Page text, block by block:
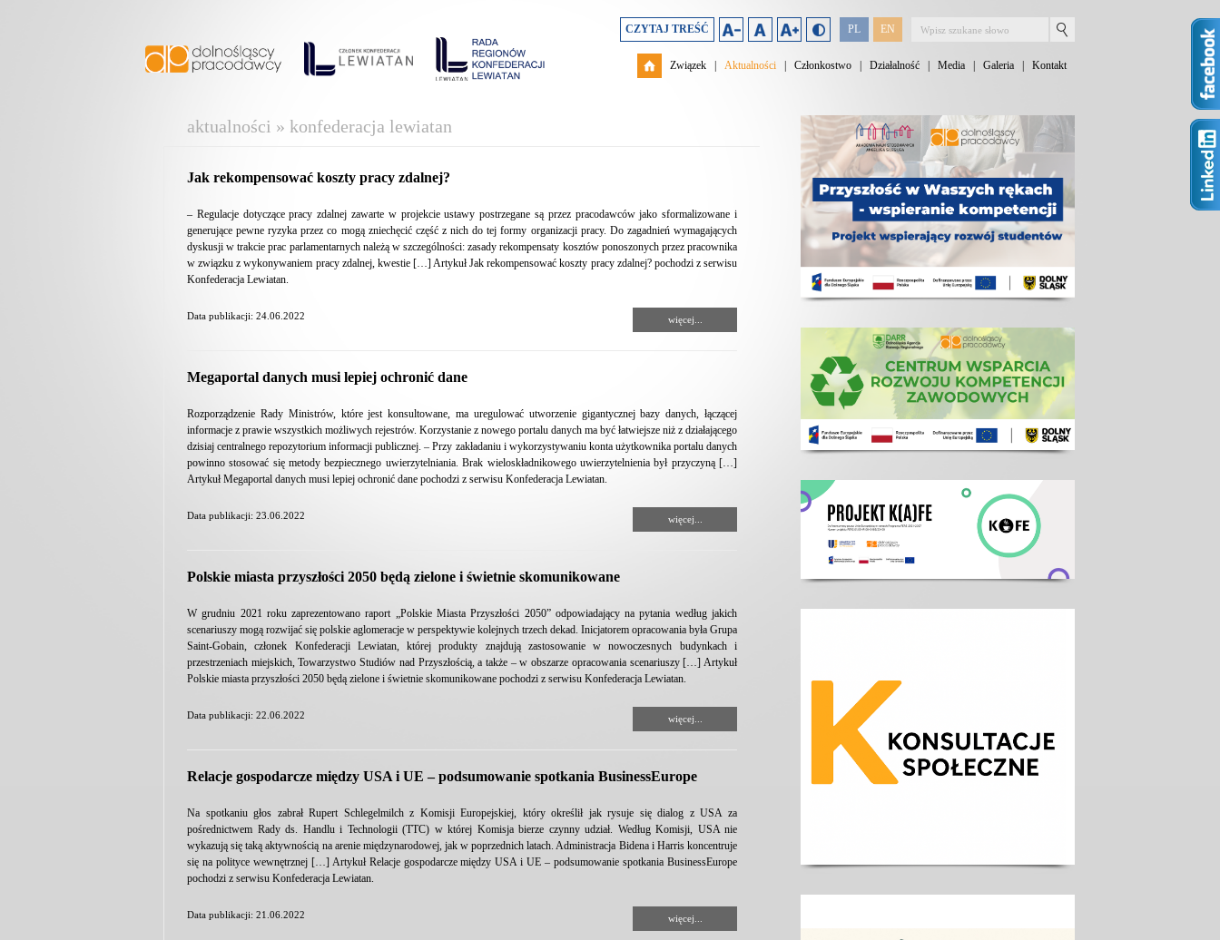
PL EN
CZYTAJ TREŚĆ
Związek Aktualności Członkostwo Działalność Media Galeria Kontakt
aktualności » konfederacja lewiatan
Jak rekompensować koszty pracy zdalnej?
– Regulacje dotyczące pracy zdalnej zawarte w projekcie ustawy postrzegane są przez pracodawców jako sformalizowane i
generujące pewne ryzyka przez co mogą zniechęcić część z nich do tej formy organizacji pracy. Do zagadnień wymagających
dyskusji w trakcie prac parlamentarnych należą w szczególności: zasady rekompensaty kosztów ponoszonych przez pracownika
w związku z wykonywaniem pracy zdalnej, kwestie […] Artykuł Jak rekompensować koszty pracy zdalnej? pochodzi z serwisu
Konfederacja Lewiatan.
Data publikacji: 24.06.2022 więcej...
Megaportal danych musi lepiej ochronić dane
Rozporządzenie Rady Ministrów, które jest konsultowane, ma uregulować utworzenie gigantycznej bazy danych, łączącej
informacje z prawie wszystkich możliwych rejestrów. Korzystanie z nowego portalu danych ma być łatwiejsze niż z działającego
dzisiaj centralnego repozytorium informacji publicznej. – Przy zakładaniu i wykorzystywaniu konta użytkownika portalu danych
powinno stosować się metody bezpiecznego uwierzytelniania. Brak wieloskładnikowego uwierzytelnienia był przyczyną […]
Artykuł Megaportal danych musi lepiej ochronić dane pochodzi z serwisu Konfederacja Lewiatan.
Data publikacji: 23.06.2022 więcej...
Polskie miasta przyszłości 2050 będą zielone i świetnie skomunikowane
W grudniu 2021 roku zaprezentowano raport „Polskie Miasta Przyszłości 2050” odpowiadający na pytania według jakich
scenariuszy mogą rozwijać się polskie aglomeracje w perspektywie kolejnych trzech dekad. Inicjatorem opracowania była Grupa
Saint-Gobain, członek Konfederacji Lewiatan, której produkty znajdują zastosowanie w nowoczesnych budynkach i
przestrzeniach miejskich, Towarzystwo Studiów nad Przyszłością, a także – w obszarze opracowania scenariuszy […] Artykuł
Polskie miasta przyszłości 2050 będą zielone i świetnie skomunikowane pochodzi z serwisu Konfederacja Lewiatan.
Data publikacji: 22.06.2022 więcej...
Relacje gospodarcze między USA i UE – podsumowanie spotkania BusinessEurope
Na spotkaniu głos zabrał Rupert Schlegelmilch z Komisji Europejskiej, który określił jak rysuje się dialog z USA za
pośrednictwem Rady ds. Handlu i Technologii (TTC) w której Komisja bierze czynny udział. Według Komisji, USA nie
wykazują się taką aktywnością na arenie międzynarodowej, jak w poprzednich latach. Administracja Bidena i Harris koncentruje
się na polityce wewnętrznej […] Artykuł Relacje gospodarcze między USA i UE – podsumowanie spotkania BusinessEurope
pochodzi z serwisu Konfederacja Lewiatan.
Data publikacji: 21.06.2022 więcej...